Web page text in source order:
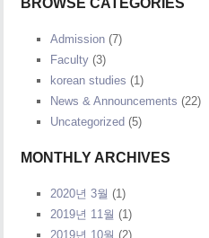
BROWSE CATEGORIES
Admission (7)
Faculty (3)
korean studies (1)
News & Announcements (22)
Uncategorized (5)
MONTHLY ARCHIVES
2020년 3월 (1)
2019년 11월 (1)
2019년 10월 (2)